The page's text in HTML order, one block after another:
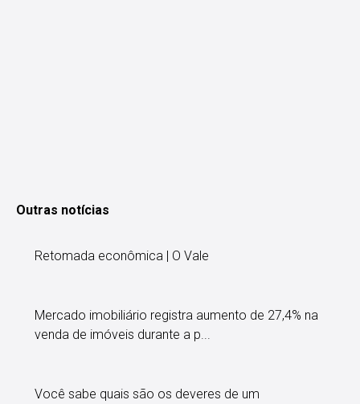
Outras notícias
Retomada econômica | O Vale
Mercado imobiliário registra aumento de 27,4% na
venda de imóveis durante a p...
Você sabe quais são os deveres de um